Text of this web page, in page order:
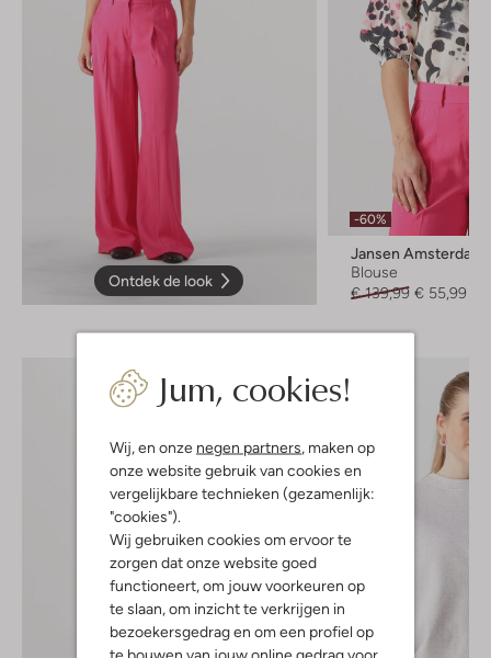
Jum, cookies!
Wij, en onze negen partners, maken op
onze website gebruik van cookies en
vergelijkbare technieken (gezamenlijk:
"cookies").
Wij gebruiken cookies om ervoor te
zorgen dat onze website goed
functioneert, om jouw voorkeuren op
te slaan, om inzicht te verkrijgen in
bezoekersgedrag en om een profiel op
te bouwen van jouw online gedrag voor
Ontdek de look
-60%
Jansen Amsterdam
Blouse
€ 139,99 € 55,99